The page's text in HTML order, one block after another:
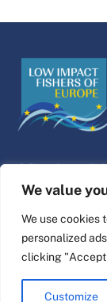
We value
We use cookies
personalized
clicking "Accept
Customize
©Piattaforma di
Sito web
Collegare